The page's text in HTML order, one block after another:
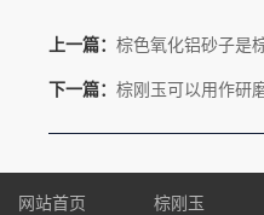
上一篇： 棕色氧化铝砂子是
下一篇： 棕刚玉可以用作研
网站首页 棕刚玉